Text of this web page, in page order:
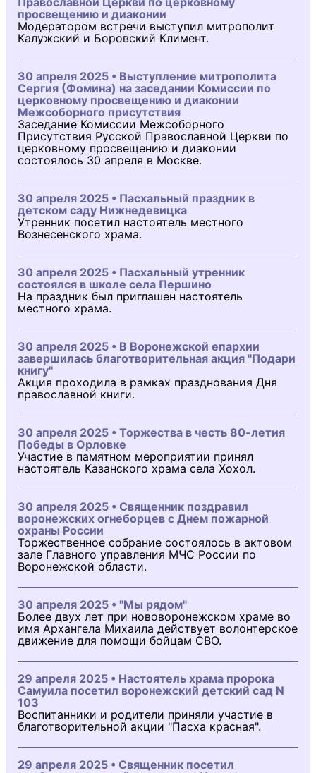
просвещению и диаконии
Модератором встречи выступил митрополит
Калужский и Боровский Климент.
30 апреля 2025 • Выступление митрополита
Сергия (Фомина) на заседании Комиссии по
церковному просвещению и диаконии
Межсоборного присутствия
Заседание Комиссии Межсоборного
Присутствия Русской Православной Церкви по
церковному просвещению и диаконии
состоялось 30 апреля в Москве.
30 апреля 2025 • Пасхальный праздник в
детском саду Нижнедевицка
Утренник посетил настоятель местного
Вознесенского храма.
30 апреля 2025 • Пасхальный утренник
состоялся в школе села Першино
На праздник был приглашен настоятель
местного храма.
30 апреля 2025 • В Воронежской епархии
завершилась благотворительная акция "Подари
книгу"
Акция проходила в рамках празднования Дня
православной книги.
30 апреля 2025 • Торжества в честь 80-летия
Победы в Орловке
Участие в памятном мероприятии принял
настоятель Казанского храма села Хохол.
30 апреля 2025 • Священник поздравил
воронежских огнеборцев с Днем пожарной
охраны России
Торжественное собрание состоялось в актовом
зале Главного управления МЧС России по
Воронежской области.
30 апреля 2025 • "Мы рядом"
Более двух лет при нововоронежском храме во
имя Архангела Михаила действует волонтерское
движение для помощи бойцам СВО.
29 апреля 2025 • Настоятель храма пророка
Самуила посетил воронежский детский сад N
103
Воспитанники и родители приняли участие в
благотворительной акции "Пасха красная".
29 апреля 2025 • Священник посетил